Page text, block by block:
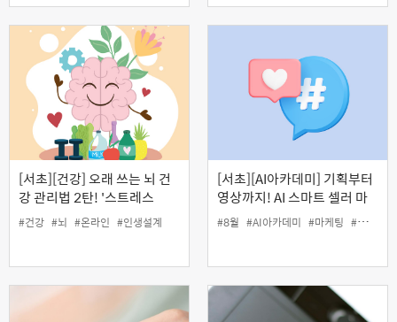
[서초][건강] 오래 쓰는 뇌 건
강 관리법 2탄! '스트레스
에 강한 뇌 만들기' (온라인)
#건강 #뇌 #온라인 #인생설계
[서초][AI아카데미] 기획부터
영상까지! AI 스마트 셀러 마
케팅 (기초)
#8월 #AI아카데미 #마케팅 #서초50플러스센터